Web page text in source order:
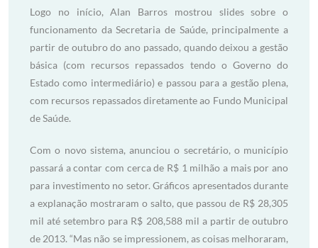
Logo no início, Alan Barros mostrou slides sobre o
funcionamento da Secretaria de Saúde, principalmente a
partir de outubro do ano passado, quando deixou a gestão
básica (com recursos repassados tendo o Governo do
Estado como intermediário) e passou para a gestão plena,
com recursos repassados diretamente ao Fundo Municipal
de Saúde.
Com o novo sistema, anunciou o secretário, o município
passará a contar com cerca de R$ 1 milhão a mais por ano
para investimento no setor. Gráficos apresentados durante
a explanação mostraram o salto, que passou de R$ 28,305
mil até setembro para R$ 208,588 mil a partir de outubro
de 2013. “Mas não se impressionem, as coisas melhoraram,